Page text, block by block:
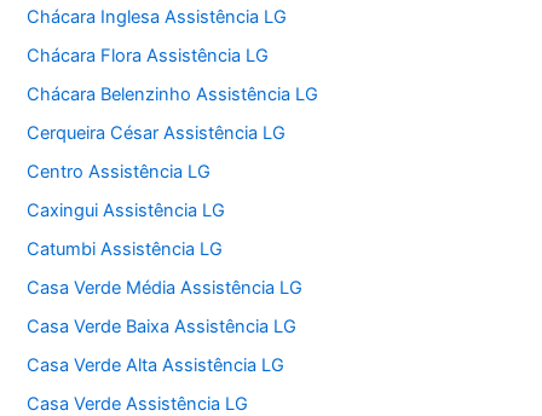
Chácara Inglesa Assistência LG
Chácara Flora Assistência LG
Chácara Belenzinho Assistência LG
Cerqueira César Assistência LG
Centro Assistência LG
Caxingui Assistência LG
Catumbi Assistência LG
Casa Verde Média Assistência LG
Casa Verde Baixa Assistência LG
Casa Verde Alta Assistência LG
Casa Verde Assistência LG